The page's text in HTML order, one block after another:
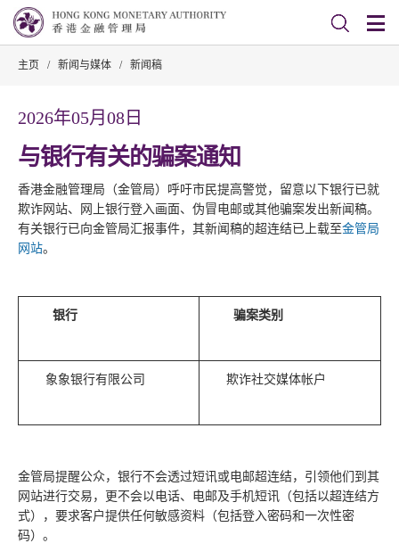
主页 / 新闻与媒体 / 新闻稿
2026年05月08日
与银行有关的骗案通知
香港金融管理局（金管局）呼吁市民提高警觉，留意以下银行已就
欺诈网站、网上银行登入画面、伪冒电邮或其他骗案发出新闻稿。
有关银行已向金管局汇报事件，其新闻稿的超连结已上载至金管局
网站。
银行 骗案类别
象象银行有限公司 欺诈社交媒体帐户
金管局提醒公众，银行不会透过短讯或电邮超连结，引领他们到其
网站进行交易，更不会以电话、电邮及手机短讯（包括以超连结方
式），要求客户提供任何敏感资料（包括登入密码和一次性密
码）。